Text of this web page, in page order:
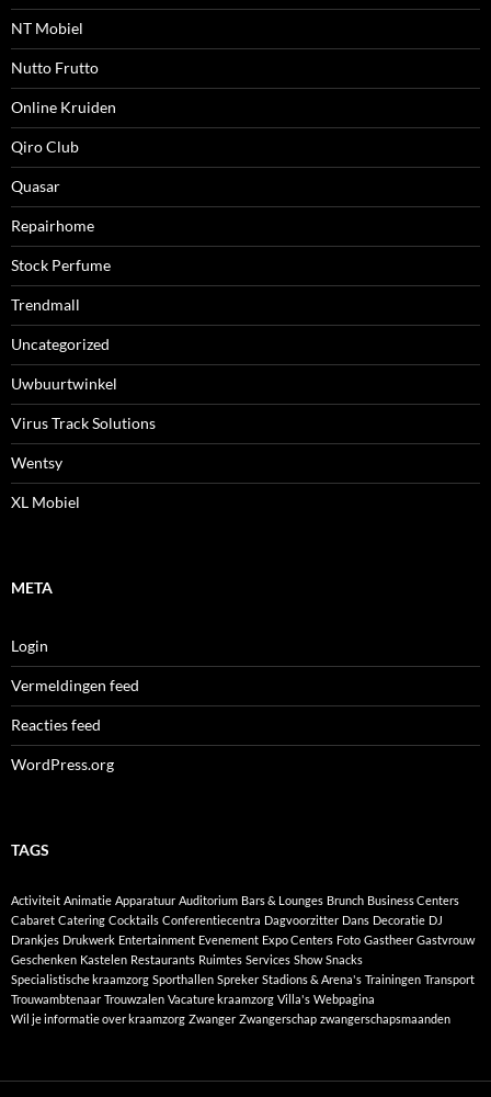
NT Mobiel
Nutto Frutto
Online Kruiden
Qiro Club
Quasar
Repairhome
Stock Perfume
Trendmall
Uncategorized
Uwbuurtwinkel
Virus Track Solutions
Wentsy
XL Mobiel
META
Login
Vermeldingen feed
Reacties feed
WordPress.org
TAGS
Activiteit Animatie Apparatuur Auditorium Bars & Lounges Brunch Business Centers
Cabaret Catering Cocktails Conferentiecentra Dagvoorzitter Dans Decoratie DJ
Drankjes Drukwerk Entertainment Evenement Expo Centers Foto Gastheer Gastvrouw
Geschenken Kastelen Restaurants Ruimtes Services Show Snacks
Specialistische kraamzorg Sporthallen Spreker Stadions & Arena's Trainingen Transport
Trouwambtenaar Trouwzalen Vacature kraamzorg Villa's Webpagina
Wil je informatie over kraamzorg Zwanger Zwangerschap zwangerschapsmaanden